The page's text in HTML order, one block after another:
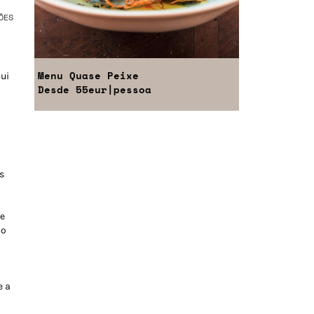
a
Menu Quase Peixe
Desde 55eur|pessoa